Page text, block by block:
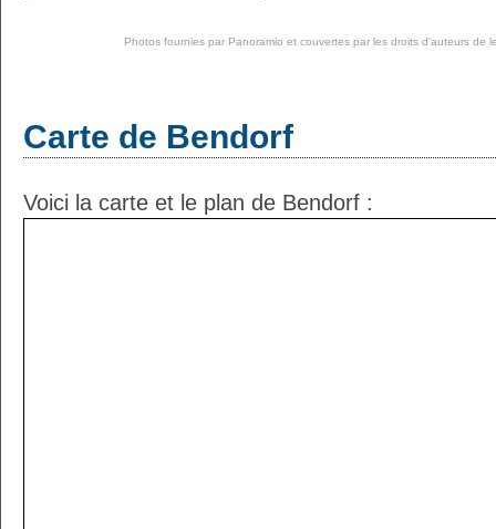
Photos fournies par Panoramio et couvertes par les droits d'auteurs de
Carte de Bendorf
Voici la carte et le plan de Bendorf :